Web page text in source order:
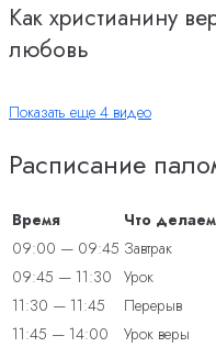
Как христианину
любовь
Показать еще 4 видео
Расписание
Время
Что делаем
09:00 — 09:45 Завтрак
09:45 — 11:30 Урок
11:30 — 11:45
Перерыв
11:45 — 14:00
Урок веры